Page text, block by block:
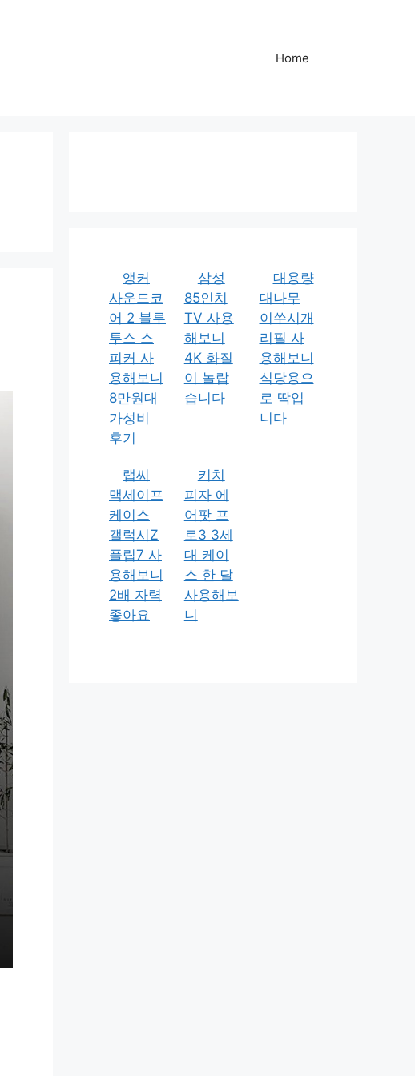
Home
앵커
사운드코
어 2 블루
투스 스
피커 사
용해보니
8만원대
가성비
후기
삼성
85인치
TV 사용
해보니
4K 화질
이 놀랍
습니다
대용량
대나무
이쑤시개
리필 사
용해보니
식당용으
로 딱입
니다
랩씨
맥세이프
케이스
갤럭시Z
플립7 사
용해보니
2배 자력
좋아요
키치
피자 에
어팟 프
로3 3세
대 케이
스 한 달
사용해보
니